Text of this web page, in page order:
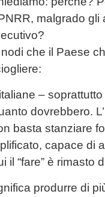
malgrado gli
che il Paese
–
dovrebbero.
basta stanziare
capace di
il “fare” è rimasto
produrre di